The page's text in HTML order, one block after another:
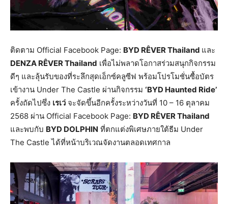
ติดตาม Official Facebook Page: BYD RÊVER Thailand และ
DENZA RÊVER Thailand เพื่อไม่พลาดโอกาสร่วมสนุกกิจกรรม
ดีๆ และลุ้นรับของที่ระลึกสุดเอ็กซ์คลูซีฟ พร้อมโปรโมชั่นซื้อบัตร
เข้างาน Under The Castle ผ่านกิจกรรม ‘BYD Haunted Ride’
ครั้งถัดไปซึ่ง เรเว่ จะจัดขึ้นอีกครั้งระหว่างวันที่ 10 – 16 ตุลาคม
2568 ผ่าน Official Facebook Page: BYD RÊVER Thailand
และพบกับ BYD DOLPHIN ที่ตกแต่งพิเศษภายใต้ธีม Under
The Castle ได้ที่หน้าบริเวณจัดงานตลอดเทศกาล